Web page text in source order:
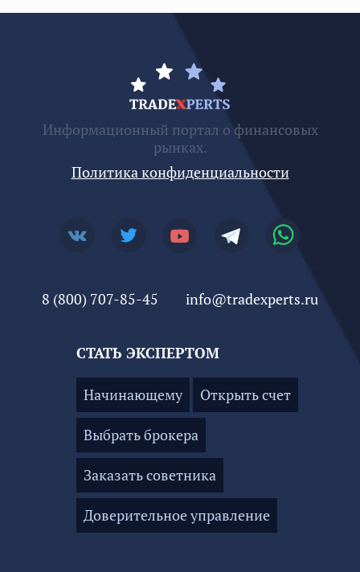
Информационный портал о финансовых
рынках.
Политика конфиденциальности
8 (800) 707-85-45 info@tradexperts.ru
СТАТЬ ЭКСПЕРТОМ
Начинающему Открыть счет
Выбрать брокера
Заказать советника
Доверительное управление